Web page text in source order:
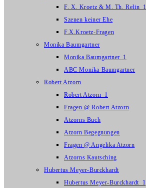
F. X. Kroetz & M. Th. Relin_1
Szenen keiner Ehe
F.X.Kroetz-Fragen
Monika Baumgartner
Monika Baumgartner_1
ABC Monika Baumgartner
Robert Atzorn
Robert Atzorn_1
Fragen @ Robert Atzorn
Atzorns Buch
Atzorn Begegnungen
Fragen @ Angelika Atzorn
Atzorns Kautsching
Hubertus Meyer-Burckhardt
Hubertus Meyer-Burckhardt_1